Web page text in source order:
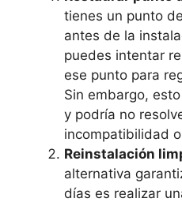
tienes un punto
antes de la
puedes intentar
ese punto para
Sin embargo,
y podría no
incompatibilidad
Reinstalación
alternativa
días es realizar